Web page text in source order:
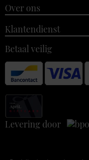
Over ons
Klantendienst
Betaal veilig
Levering door